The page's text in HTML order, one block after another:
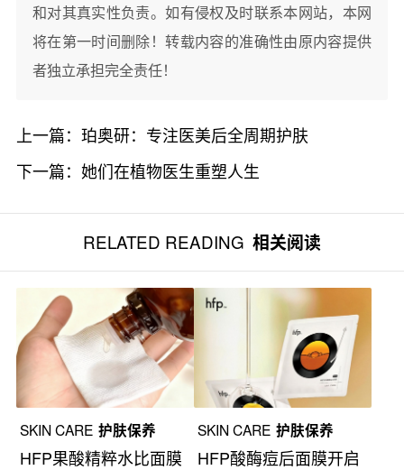
和对其真实性负责。如有侵权及时联系本网站，本网
将在第一时间删除！转载内容的准确性由原内容提供
者独立承担完全责任！
上一篇： 珀奥研：专注医美后全周期护肤
下一篇： 她们在植物医生重塑人生
RELATED READING 相关阅读
SKIN CARE 护肤保养
HFP果酸精粹水比面膜
SKIN CARE 护肤保养
HFP酸酶痘后面膜开启